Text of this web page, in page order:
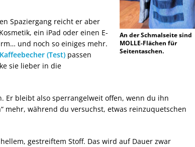
An der Schmalseite sind
MOLLE-Flächen für
Seitentaschen.
Spaziergang reicht er aber
ein iPad oder einen E-
und noch so einiges mehr.
(Test) passen
sie lieber in die
Er bleibt also sperrangelweit offen, wenn du ihn
mehr, während du versuchst, etwas reinzuquetschen
gestreiftem Stoff. Das wird auf Dauer zwar